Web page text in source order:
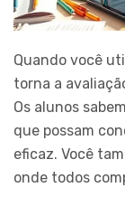
Quando você
torna a
Os alunos
que possam
eficaz. Você
onde todos